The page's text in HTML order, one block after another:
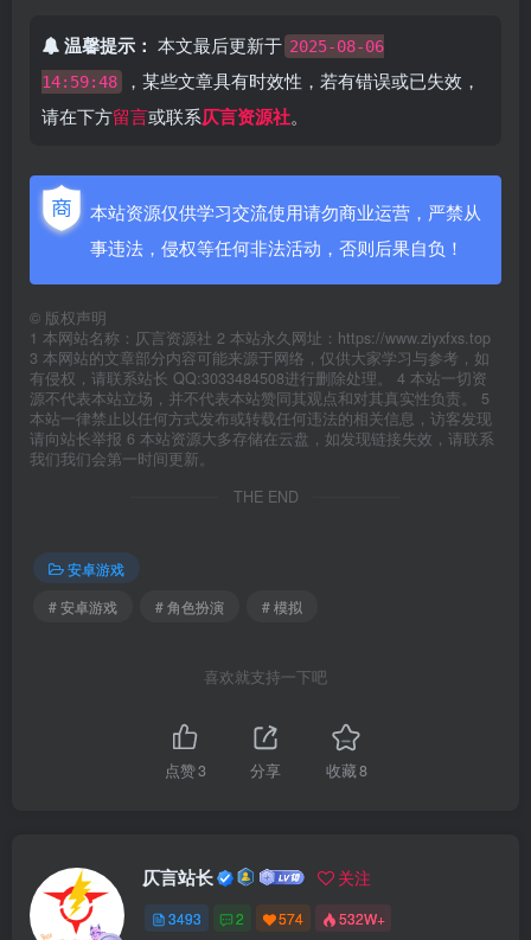
温馨提示： 本文最后更新于 2025-08-06
14:59:48
，某些文章具有时效性，若有错误或已失效，
请在下方留言或联系仄言资源社。
本站资源仅供学习交流使用请勿商业运营，严禁从
事违法，侵权等任何非法活动，否则后果自负！
© 版权声明
1 本网站名称：仄言资源社 2 本站永久网址：https://www.ziyxfxs.top
3 本网站的文章部分内容可能来源于网络，仅供大家学习与参考，如
有侵权，请联系站长 QQ:3033484508进行删除处理。 4 本站一切资
源不代表本站立场，并不代表本站赞同其观点和对其真实性负责。 5
本站一律禁止以任何方式发布或转载任何违法的相关信息，访客发现
请向站长举报 6 本站资源大多存储在云盘，如发现链接失效，请联系
我们我们会第一时间更新。
THE END
安卓游戏
# 安卓游戏
# 角色扮演 # 模拟
喜欢就支持一下吧
点赞3 分享 收藏8
仄言站长 关注
3493 2 574 532W+